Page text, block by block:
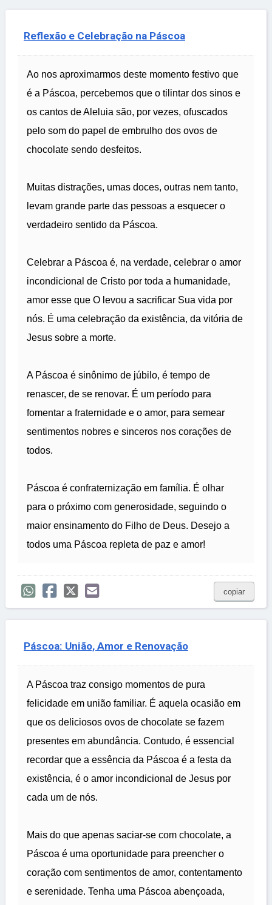
Reflexão e Celebração na Páscoa
Ao nos aproximarmos deste momento festivo que
é a Páscoa, percebemos que o tilintar dos sinos e
os cantos de Aleluia são, por vezes, ofuscados
pelo som do papel de embrulho dos ovos de
chocolate sendo desfeitos.
Muitas distrações, umas doces, outras nem tanto,
levam grande parte das pessoas a esquecer o
verdadeiro sentido da Páscoa.
Celebrar a Páscoa é, na verdade, celebrar o amor
incondicional de Cristo por toda a humanidade,
amor esse que O levou a sacrificar Sua vida por
nós. É uma celebração da existência, da vitória de
Jesus sobre a morte.
A Páscoa é sinônimo de júbilo, é tempo de
renascer, de se renovar. É um período para
fomentar a fraternidade e o amor, para semear
sentimentos nobres e sinceros nos corações de
todos.
Páscoa é confraternização em família. É olhar
para o próximo com generosidade, seguindo o
maior ensinamento do Filho de Deus. Desejo a
todos uma Páscoa repleta de paz e amor!
copiar
Páscoa: União, Amor e Renovação
A Páscoa traz consigo momentos de pura
felicidade em união familiar. É aquela ocasião em
que os deliciosos ovos de chocolate se fazem
presentes em abundância. Contudo, é essencial
recordar que a essência da Páscoa é a festa da
existência, é o amor incondicional de Jesus por
cada um de nós.
Mais do que apenas saciar-se com chocolate, a
Páscoa é uma oportunidade para preencher o
coração com sentimentos de amor, contentamento
e serenidade. Tenha uma Páscoa abençoada,